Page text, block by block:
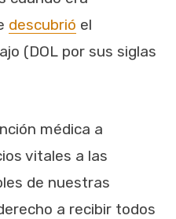
descubrió el
(DOL por sus siglas
médica a
vitales a las
de nuestras
a recibir todos